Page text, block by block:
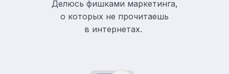
Делюсь фишками маркетинга,
о которых не прочитаешь
в интернетах.